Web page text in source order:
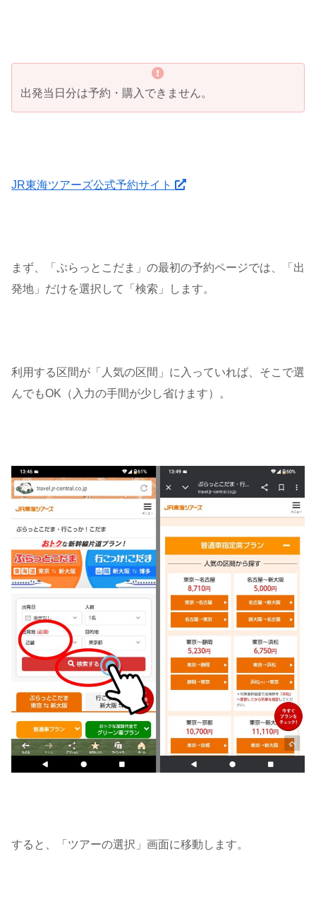
出発当日分は予約・購入できません。
JR東海ツアーズ公式予約サイト
まず、「ぷらっとこだま」の最初の予約ページでは、「出
発地」だけを選択して「検索」します。
利用する区間が「人気の区間」に入っていれば、そこで選
んでもOK（入力の手間が少し省けます）。
すると、「ツアーの選択」画面に移動します。